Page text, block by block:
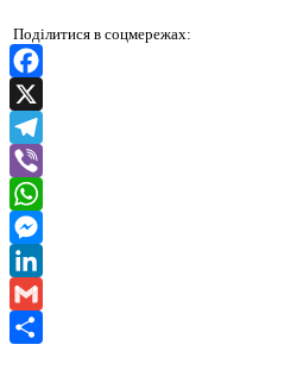
Поділитися в соцмережах:
Facebook
X
Telegram
Viber
WhatsApp
Messenger
LinkedIn
Gmail